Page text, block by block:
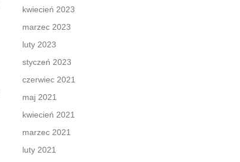
kwiecień 2023
marzec 2023
luty 2023
styczeń 2023
czerwiec 2021
maj 2021
kwiecień 2021
marzec 2021
luty 2021